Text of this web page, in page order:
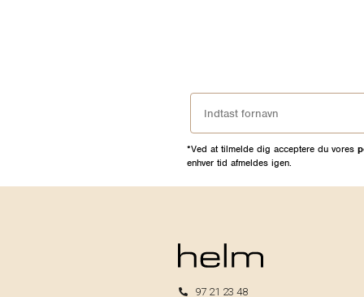
*Ved at tilmelde dig acceptere du vores
enhver tid afmeldes igen.
97 21 23 48